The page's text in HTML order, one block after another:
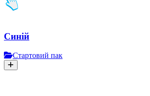
Синій
Стартовий пак